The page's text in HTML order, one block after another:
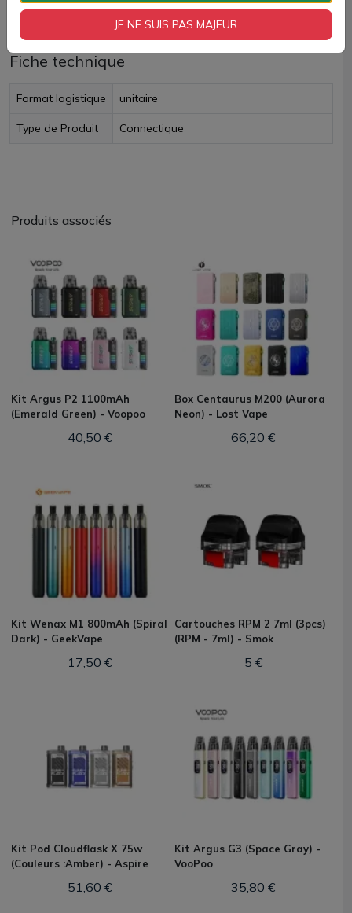
Livraison rapide
Fiche technique
Format logistique unitaire
Type de Produit Connectique
Produits associés
Kit Argus P2 1100mAh
(Emerald Green) - Voopoo
40,50 €
Box Centaurus M200 (Aurora
Neon) - Lost Vape
66,20 €
Kit Wenax M1 800mAh (Spiral
Dark) - GeekVape
17,50 €
Cartouches RPM 2 7ml (3pcs)
(RPM - 7ml) - Smok
5 €
Kit Pod Cloudflask X 75w
(Couleurs :Amber) - Aspire
51,60 €
Kit Argus G3 (Space Gray) -
VooPoo
35,80 €
JE NE SUIS PAS MAJEUR